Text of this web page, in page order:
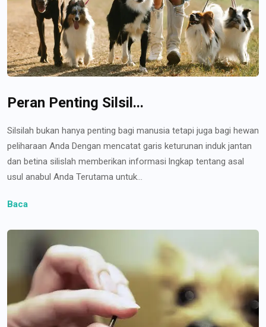
Peran Penting Silsil...
Silsilah bukan hanya penting bagi manusia tetapi juga bagi hewan
peliharaan Anda Dengan mencatat garis keturunan induk jantan
dan betina silislah memberikan informasi lngkap tentang asal
usul anabul Anda Terutama untuk...
Baca